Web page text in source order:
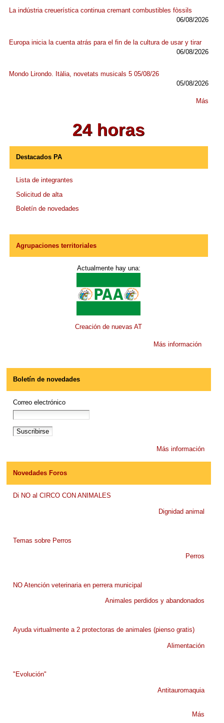
La indústria creuerística continua cremant combustibles fòssils
06/08/2026
Europa inicia la cuenta atrás para el fin de la cultura de usar y tirar
06/08/2026
Mondo Lirondo. Itàlia, novetats musicals 5 05/08/26
05/08/2026
Más
Destacados PA
Lista de integrantes
Solicitud de alta
Boletín de novedades
Agrupaciones territoriales
Actualmente hay una:
Creación de nuevas AT
Más información
Boletín de novedades
Correo electrónico
Más información
Novedades Foros
Di NO al CIRCO CON ANIMALES
Dignidad animal
Temas sobre Perros
Perros
NO Atención veterinaria en perrera municipal
Animales perdidos y abandonados
Ayuda virtualmente a 2 protectoras de animales (pienso gratis)
Alimentación
"Evolución"
Antitauromaquia
Más